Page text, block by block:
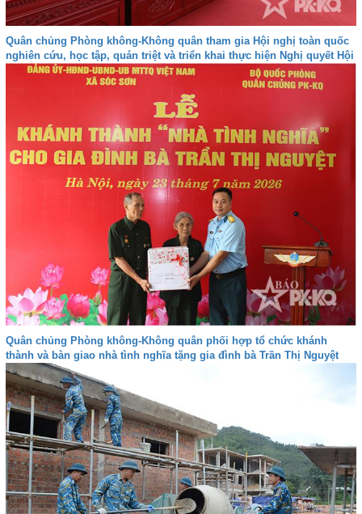
Quân chủng Phòng không-Không quân tham gia Hội nghị toàn quốc
nghiên cứu, học tập, quán triệt và triển khai thực hiện Nghị quyết Hội
nghị lần thứ ba Ban Chấp hành Trung ương Đảng khóa XIV
Quân chủng Phòng không-Không quân phối hợp tổ chức khánh
thành và bàn giao nhà tình nghĩa tặng gia đình bà Trần Thị Nguyệt